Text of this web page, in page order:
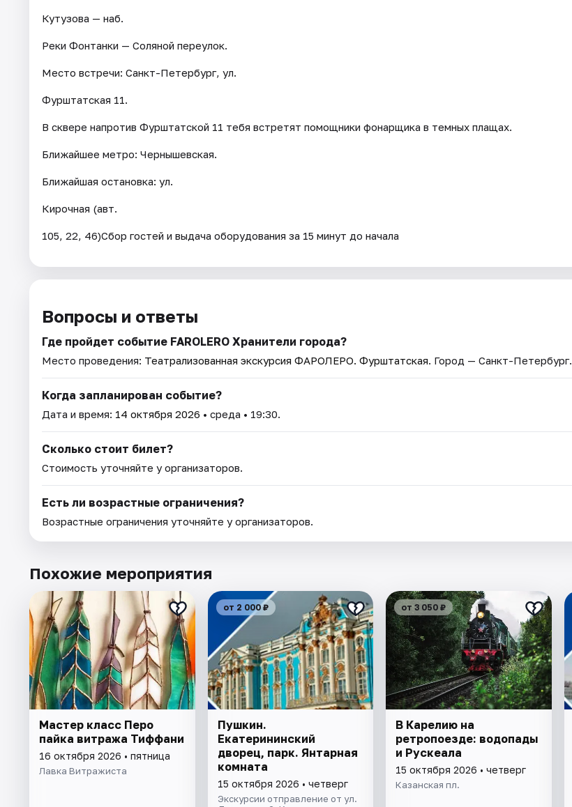
Кутузова — наб.
Реки Фонтанки — Соляной переулок.
Место встречи: Санкт-Петербург, ул.
Фурштатская 11.
В сквере напротив Фурштатской 11 тебя встретят помощники фонарщика в темных плащах.
Ближайшее метро: Чернышевская.
Ближайшая остановка: ул.
Кирочная (авт.
105, 22, 46)Сбор гостей и выдача оборудования за 15 минут до начала
Вопросы и ответы
Где пройдет событие FAROLERO Хранители города?
Место проведения: Театрализованная экскурсия ФАРОЛЕРО. Фурштатская. Город — Санкт-Петербург.
Когда запланирован событие?
Дата и время: 14 октября 2026 • среда • 19:30.
Сколько стоит билет?
Стоимость уточняйте у организаторов.
Есть ли возрастные ограничения?
Возрастные ограничения уточняйте у организаторов.
Похожие мероприятия
Мастер класс Перо
пайка витража Тиффани
16 октября 2026 • пятница
Лавка Витражиста
от 2 000 ₽
Пушкин.
Екатерининский
дворец, парк. Янтарная
комната
15 октября 2026 • четверг
Экскурсии отправление от ул.
от 3 050 ₽
В Карелию на
ретропоезде: водопады
и Рускеала
15 октября 2026 • четверг
Казанская пл.